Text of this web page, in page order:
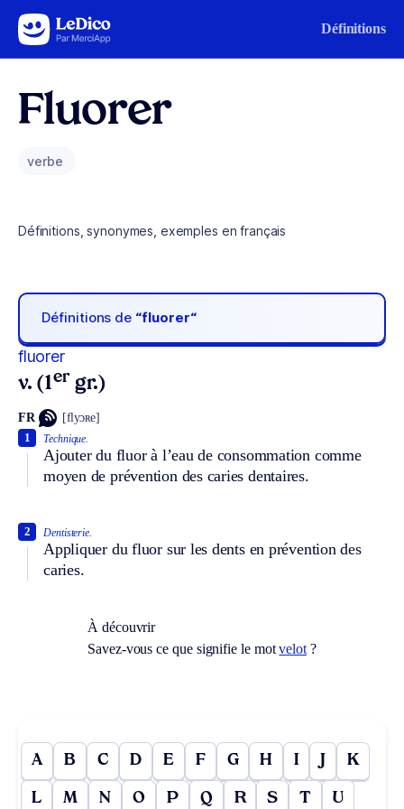
Aller au contenu Définitions
Fluorer
verbe
Définitions, synonymes, exemples en français
Définitions de “fluorer“
fluorer
v. (1er gr.)
FR [flyɔʀe]
Technique.
Ajouter du fluor à l’eau de consommation comme
moyen de prévention des caries dentaires.
1
Dentisterie.
Appliquer du fluor sur les dents en prévention des
caries.
2
À découvrir
Savez-vous ce que signifie le motvelot ?
A B C D E F G H I J K
L M N O P Q R S T U